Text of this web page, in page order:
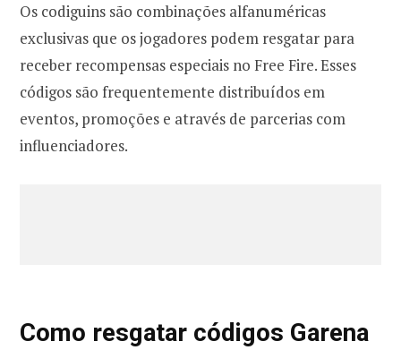
Os codiguins são combinações alfanuméricas
exclusivas que os jogadores podem resgatar para
receber recompensas especiais no Free Fire. Esses
códigos são frequentemente distribuídos em
eventos, promoções e através de parcerias com
influenciadores.
Como resgatar códigos Garena